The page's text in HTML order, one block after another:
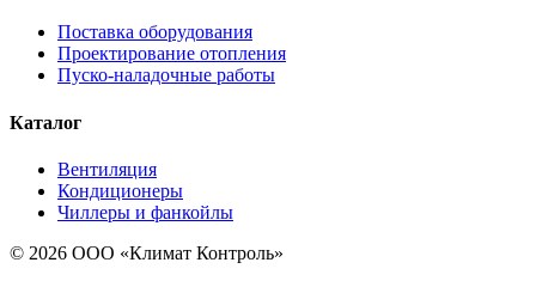
Поставка оборудования
Проектирование отопления
Пуско-наладочные работы
Каталог
Вентиляция
Кондиционеры
Чиллеры и фанкойлы
© 2026 ООО «Климат Контроль»